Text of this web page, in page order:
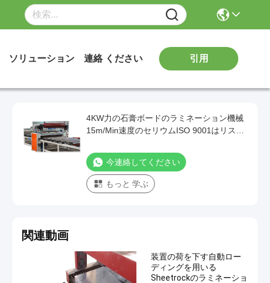
ソリューション 連絡 ください 引用
4KW力の石膏ボードのラミネーション機械
15m/Min速度のセリウムISO 9001はリスト
今連絡してください
もっと 学ぶ
関連動画
装置の荷を下す自動ロー
ディングを用いる
Sheetrockのラミネーショ